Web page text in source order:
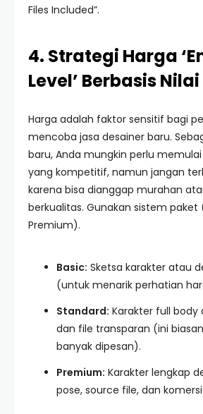
Files Included”.
4. Strategi Harga
Level’ Berbasis Nilai
Harga adalah faktor sensitif bagi
mencoba jasa desainer baru.
baru, Anda mungkin perlu
yang kompetitif, namun jangan
karena bisa dianggap murahan
berkualitas. Gunakan sistem paket
Premium).
Basic: Sketsa karakter atau
(untuk menarik perhatian
Standard: Karakter full body
dan file transparan (ini
banyak dipesan).
Premium: Karakter lengkap
pose, source file, dan